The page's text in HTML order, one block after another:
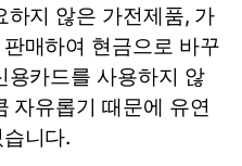
하지 않은 가전제품, 가
매하여 현금으로 바꾸
용카드를 사용하지 않
자유롭기 때문에 유연
니다.